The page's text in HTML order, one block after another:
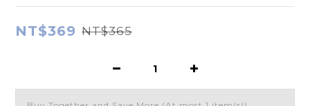
NT$369 NT$365